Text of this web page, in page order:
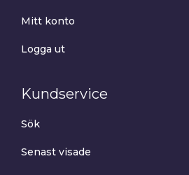
Mitt konto
Logga ut
Kundservice
Sök
Senast visade